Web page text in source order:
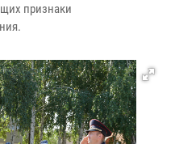
признаки